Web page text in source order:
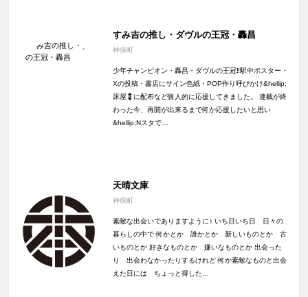
すみ吉の推し・ダヴルの王冠・轟昌
神保町
少年チャンピオン・轟昌・ダヴルの王冠‼️駅中ポスター・
Xの投稿・書店にサイン色紙・POP作り呼びかけ&hellip;
床屋💈に配布など個人的に応援してきました。 連載が終
わった今、再開が出来るまで何か応援したいと思い
&hellip;Nスタで…
天晴文庫
神保町
素敵な出会いでありますように♪ いち日いち日 日々の
暮らしの中で 何かとか 誰かとか 新しいものとか 古
いものとか 好きなものとか 嫌いなものとか 出会った
り 出会わなかったりするけれど 何か素敵なものと出会
えた日には ちょっと得した…